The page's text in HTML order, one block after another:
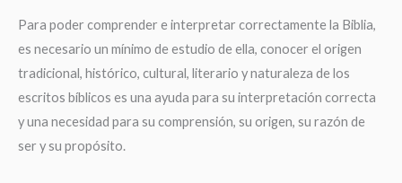
Para poder comprender e interpretar correctamente la Biblia,
es necesario un mínimo de estudio de ella, conocer el origen
tradicional, histórico, cultural, literario y naturaleza de los
escritos bíblicos es una ayuda para su interpretación correcta
y una necesidad para su comprensión, su origen, su razón de
ser y su propósito.